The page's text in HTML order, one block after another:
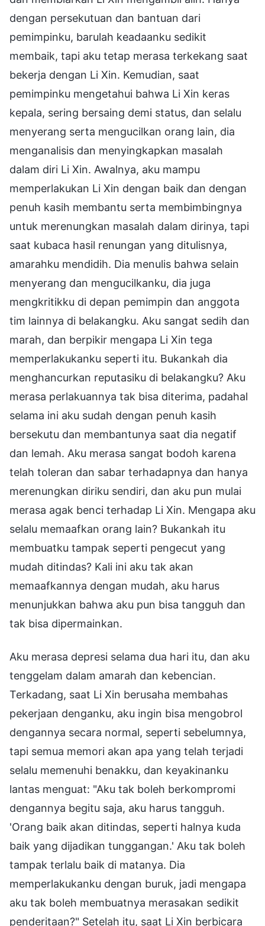
dengan persekutuan dan bantuan dari
pemimpinku, barulah keadaanku sedikit
membaik, tapi aku tetap merasa terkekang saat
bekerja dengan Li Xin. Kemudian, saat
pemimpinku mengetahui bahwa Li Xin keras
kepala, sering bersaing demi status, dan selalu
menyerang serta mengucilkan orang lain, dia
menganalisis dan menyingkapkan masalah
dalam diri Li Xin. Awalnya, aku mampu
memperlakukan Li Xin dengan baik dan dengan
penuh kasih membantu serta membimbingnya
untuk merenungkan masalah dalam dirinya, tapi
saat kubaca hasil renungan yang ditulisnya,
amarahku mendidih. Dia menulis bahwa selain
menyerang dan mengucilkanku, dia juga
mengkritikku di depan pemimpin dan anggota
tim lainnya di belakangku. Aku sangat sedih dan
marah, dan berpikir mengapa Li Xin tega
memperlakukanku seperti itu. Bukankah dia
menghancurkan reputasiku di belakangku? Aku
merasa perlakuannya tak bisa diterima, padahal
selama ini aku sudah dengan penuh kasih
bersekutu dan membantunya saat dia negatif
dan lemah. Aku merasa sangat bodoh karena
telah toleran dan sabar terhadapnya dan hanya
merenungkan diriku sendiri, dan aku pun mulai
merasa agak benci terhadap Li Xin. Mengapa aku
selalu memaafkan orang lain? Bukankah itu
membuatku tampak seperti pengecut yang
mudah ditindas? Kali ini aku tak akan
memaafkannya dengan mudah, aku harus
menunjukkan bahwa aku pun bisa tangguh dan
tak bisa dipermainkan.
Aku merasa depresi selama dua hari itu, dan aku
tenggelam dalam amarah dan kebencian.
Terkadang, saat Li Xin berusaha membahas
pekerjaan denganku, aku ingin bisa mengobrol
dengannya secara normal, seperti sebelumnya,
tapi semua memori akan apa yang telah terjadi
selalu memenuhi benakku, dan keyakinanku
lantas menguat: "Aku tak boleh berkompromi
dengannya begitu saja, aku harus tangguh.
'Orang baik akan ditindas, seperti halnya kuda
baik yang dijadikan tunggangan.' Aku tak boleh
tampak terlalu baik di matanya. Dia
memperlakukanku dengan buruk, jadi mengapa
aku tak boleh membuatnya merasakan sedikit
penderitaan?" Setelah itu, saat Li Xin berbicara